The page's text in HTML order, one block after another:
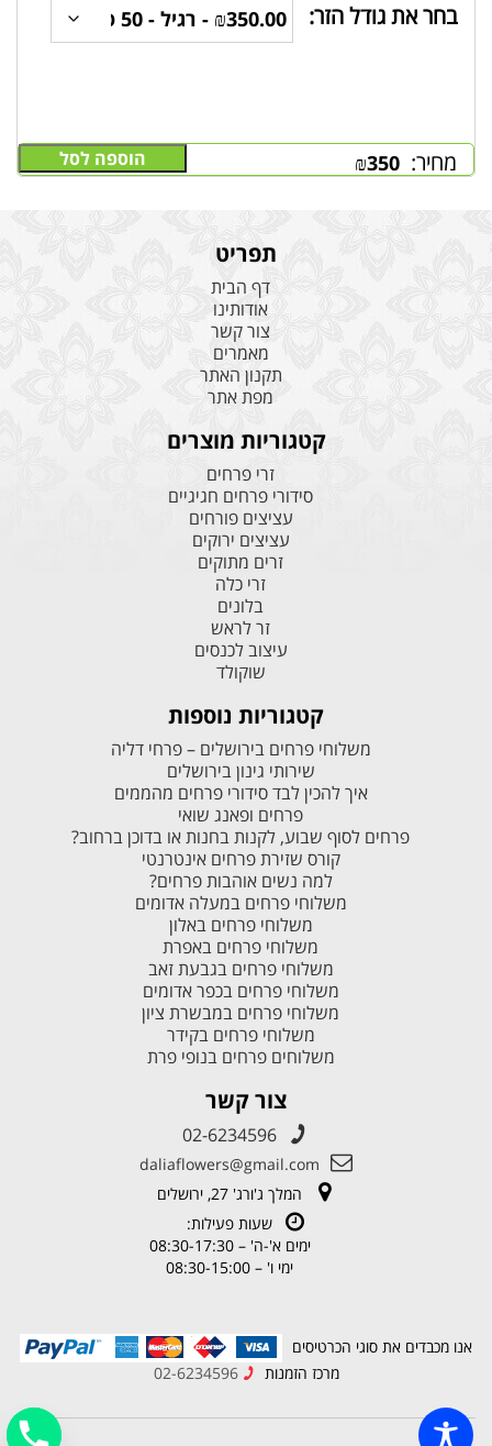
בחר את גודל הזר:
מחיר: ₪350 הוספה לסל
תפריט
דף הבית
אודותינו
צור קשר
מאמרים
תקנון האתר
מפת אתר
קטגוריות מוצרים
זרי פרחים
סידורי פרחים חגיגיים
עציצים פורחים
עציצים ירוקים
זרים מתוקים
זרי כלה
בלונים
זר לראש
עיצוב לכנסים
שוקולד
קטגוריות נוספות
משלוחי פרחים בירושלים – פרחי דליה
שירותי גינון בירושלים
איך להכין לבד סידורי פרחים מהממים
פרחים ופאנג שואי
פרחים לסוף שבוע, לקנות בחנות או בדוכן ברחוב?
קורס שזירת פרחים אינטרנטי
למה נשים אוהבות פרחים?
משלוחי פרחים במעלה אדומים
משלוחי פרחים באלון
משלוחי פרחים באפרת
משלוחי פרחים בגבעת זאב
משלוחי פרחים בכפר אדומים
משלוחי פרחים במבשרת ציון
משלוחי פרחים בקידר
משלוחים פרחים בנופי פרת
צור קשר
02-6234596
daliaflowers@gmail.com
המלך ג'ורג' 27, ירושלים
שעות פעילות:
ימים א'-ה' – 08:30-17:30
ימי ו' – 08:30-15:00
אנו מכבדים את סוגי הכרטיסים
מרכז הזמנות
02-6234596